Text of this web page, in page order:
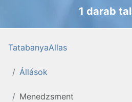
1 darab
TatabanyaAllas
Állások
Menedzsment